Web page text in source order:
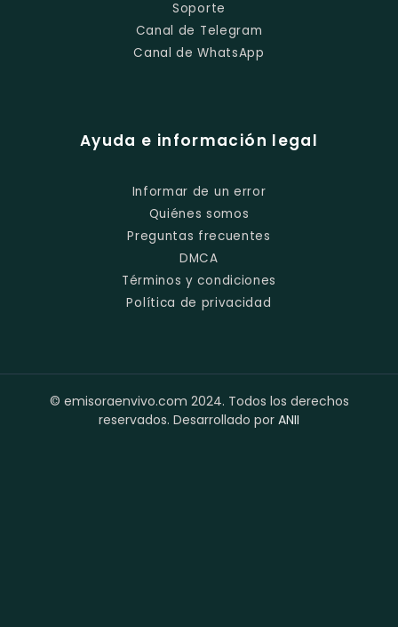
Soporte
Canal de Telegram
Canal de WhatsApp
Ayuda e información legal
Informar de un error
Quiénes somos
Preguntas frecuentes
DMCA
Términos y condiciones
Política de privacidad
© emisoraenvivo.com 2024. Todos los derechos
reservados. Desarrollado por ANII